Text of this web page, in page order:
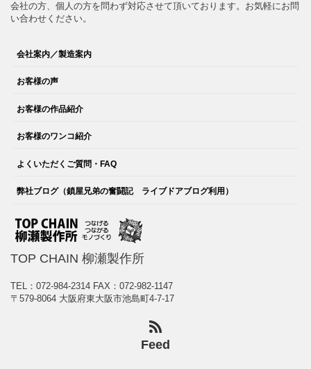
会社の方、個人の方を問わず対応させて頂いております。お気軽にお問
い合わせください。
会社案内／製造案内
お客様の声
お客様の作品紹介
お客様のワンコ紹介
よくいただくご質問・FAQ
弊社ブログ（鎖屋兄弟の奮闘記 ライブドアブログ利用）
TOP CHAIN 柳瀬製作所
TEL：072-984-2314 FAX：072-982-1147
〒579-8064 大阪府東大阪市池島町4-7-17
Feed